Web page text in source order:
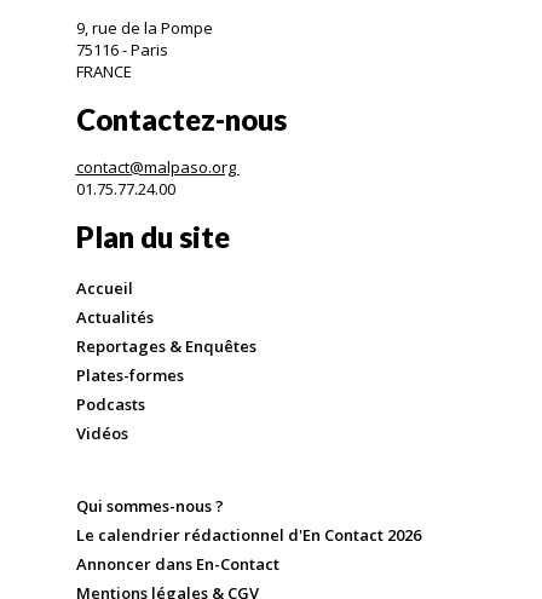
9, rue de la Pompe
75116 - Paris
FRANCE
Contactez-nous
contact@malpaso.org
01.75.77.24.00
Plan du site
Accueil
Actualités
Reportages & Enquêtes
Plates-formes
Podcasts
Vidéos
Qui sommes-nous ?
Le calendrier rédactionnel d'En Contact 2026
Annoncer dans En-Contact
Mentions légales & CGV